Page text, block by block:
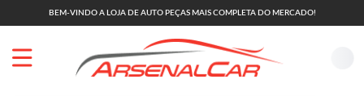
BEM-VINDO A LOJA DE AUTO PEÇAS MAIS COMPLETA DO MERCADO!